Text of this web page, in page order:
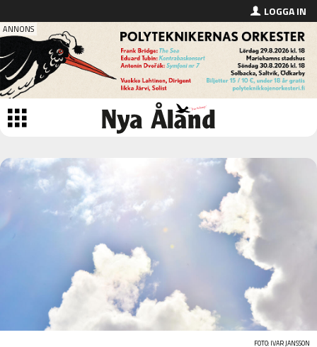
LOGGA IN
FOTO: IVAR JANSSON